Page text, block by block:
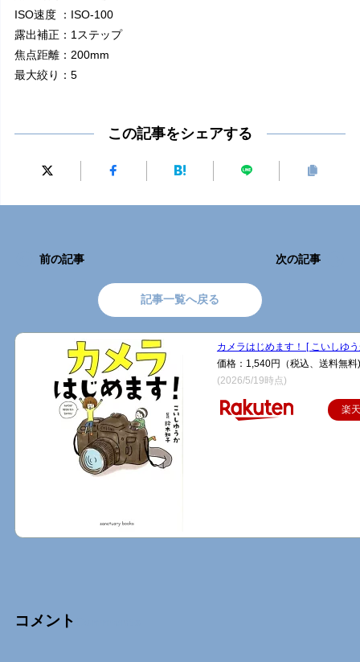
ISO速度 ：ISO-100
露出補正：1ステップ
焦点距離：200mm
最大絞り：5
この記事をシェアする
前の記事
記事一覧へ戻る
次の記事
カメラはじめます！ [ こいしゆ
価格：1,540円（税込、送料無料)
(2026/5/19時点)
楽
コメント